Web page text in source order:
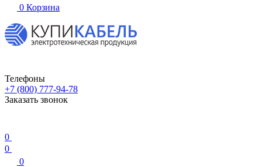
0 Корзина
Телефоны
+7 (800) 777-94-78
Заказать звонок
0
0
0